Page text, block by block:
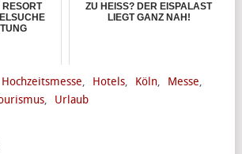
ZU HEISS? DER EISPALAST L
IEGT GANZ NAH!
Hochzeitsmesse, Hotels, Köln, Messe,
, Urlaub